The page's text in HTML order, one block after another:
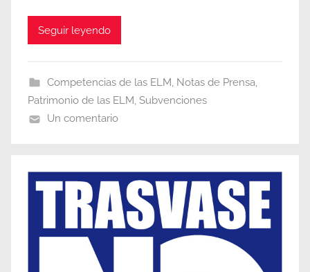
Seguir leyendo
Competencias de las ELM, Notas de Prensa,
Patrimonio de las ELM, Subvenciones
Un comentario